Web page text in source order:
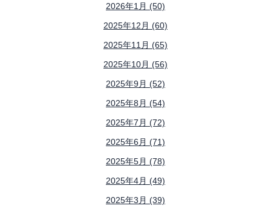
2026年1月 (50)
2025年12月 (60)
2025年11月 (65)
2025年10月 (56)
2025年9月 (52)
2025年8月 (54)
2025年7月 (72)
2025年6月 (71)
2025年5月 (78)
2025年4月 (49)
2025年3月 (39)